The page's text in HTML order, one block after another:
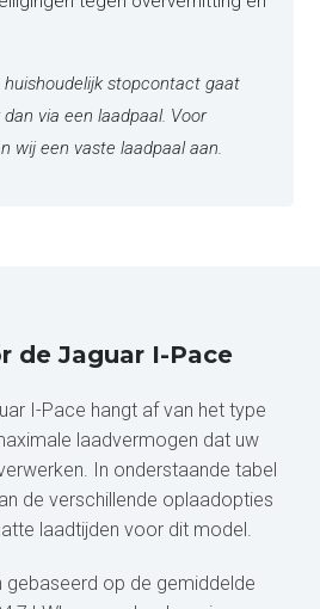
huishoudelijk stopcontact gaat
via een laadpaal. Voor
wij een vaste laadpaal aan.
de Jaguar I-Pace
I-Pace hangt af van het type
laadvermogen dat uw
In onderstaande tabel
de verschillende oplaadopties
laadtijden voor dit model.
gebaseerd op de gemiddelde